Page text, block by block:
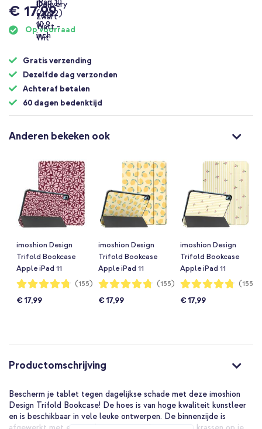
€ 17,99
Op voorraad
Gratis verzending
Dezelfde dag verzonden
Achteraf betalen
60 dagen bedenktijd
Anderen bekeken ook
imoshion Design
Trifold Bookcase
Apple iPad 11
(2025) 11 inch A16 /
inch - Bloom Love
Waardering:
95%
(155)
€ 17,99
imoshion Design
Trifold Bookcase
Apple iPad 11
(2025) 11 inch A16 /
inch - Citrus Dream
Waardering:
95%
(155)
€ 17,99
imoshion Design
Trifold Bookcase
Apple iPad 11
(2025) 11 inch A16 /
inch - Garden
Waardering:
95%
(155)
€ 17,99
Productomschrijving
Bescherm je tablet tegen dagelijkse schade met deze imoshion
Design Trifold Bookcase! De hoes is van hoge kwaliteit kunstleer
en is beschikbaar in vele leuke ontwerpen. De binnenzijde is